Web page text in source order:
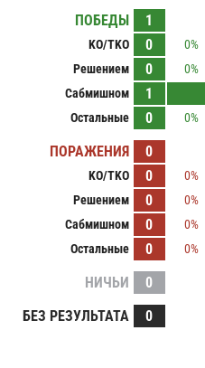
ПОБЕДЫ
1
KO/TKO 0
0%
Решением
0
0%
Сабмишном
1
Остальные
0 0%
ПОРАЖЕНИЯ 0
KO/TKO 0
0%
Решением
0
0%
Сабмишном
0
0%
Остальные
0 0%
НИЧЬИ
0
БЕЗ РЕЗУЛЬТАТА
0